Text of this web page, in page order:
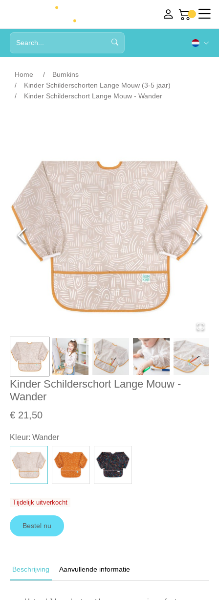
Home
Bumkins
Kinder Schilderschorten Lange Mouw (3-5 jaar)
Kinder Schilderschort Lange Mouw - Wander
Kinder Schilderschort Lange Mouw -
Wander
€ 21,50
Kleur: Wander
Tijdelijk uitverkocht
Bestel nu
Beschrijving Aanvullende informatie